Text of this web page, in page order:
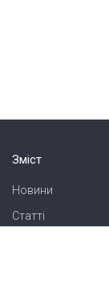
Зміст
Новини
Статті